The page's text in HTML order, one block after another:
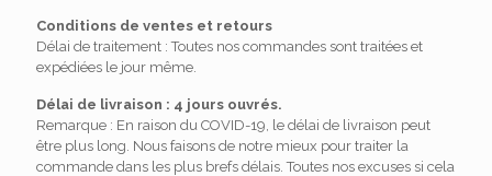
Conditions de ventes et retours
Délai de traitement : Toutes nos commandes sont traitées et
expédiées le jour même.
Délai de livraison : 4 jours ouvrés.
Remarque : En raison du COVID-19, le délai de livraison peut
être plus long. Nous faisons de notre mieux pour traiter la
commande dans les plus brefs délais. Toutes nos excuses si cela